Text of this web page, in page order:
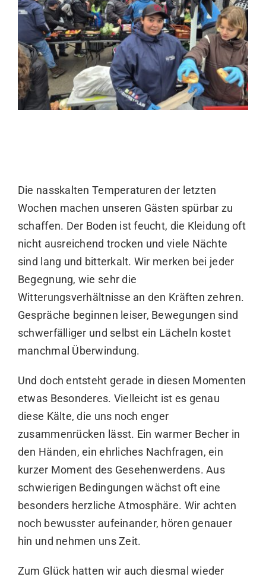
Die nasskalten Temperaturen der letzten
Wochen machen unseren Gästen spürbar zu
schaffen. Der Boden ist feucht, die Kleidung oft
nicht ausreichend trocken und viele Nächte
sind lang und bitterkalt. Wir merken bei jeder
Begegnung, wie sehr die
Witterungsverhältnisse an den Kräften zehren.
Gespräche beginnen leiser, Bewegungen sind
schwerfälliger und selbst ein Lächeln kostet
manchmal Überwindung.
Und doch entsteht gerade in diesen Momenten
etwas Besonderes. Vielleicht ist es genau
diese Kälte, die uns noch enger
zusammenrücken lässt. Ein warmer Becher in
den Händen, ein ehrliches Nachfragen, ein
kurzer Moment des Gesehenwerdens. Aus
schwierigen Bedingungen wächst oft eine
besonders herzliche Atmosphäre. Wir achten
noch bewusster aufeinander, hören genauer
hin und nehmen uns Zeit.
Zum Glück hatten wir auch diesmal wieder